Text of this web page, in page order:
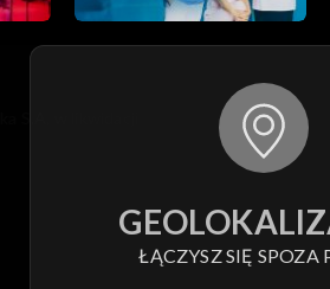
ŁĄCZYSZ SIĘ SPOZA